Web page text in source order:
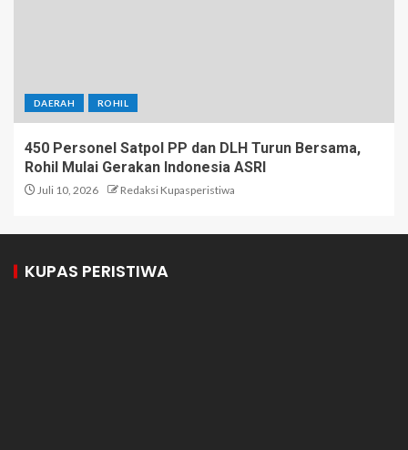
DAERAH ROHIL
450 Personel Satpol PP dan DLH Turun Bersama,
Rohil Mulai Gerakan Indonesia ASRI
Juli 10, 2026 Redaksi Kupasperistiwa
KUPAS PERISTIWA